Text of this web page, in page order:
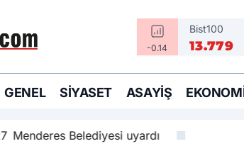
-0.14
Bist100
13.779
GENEL SIYASET ASAYIŞ
Menderes Belediyesi uyardı